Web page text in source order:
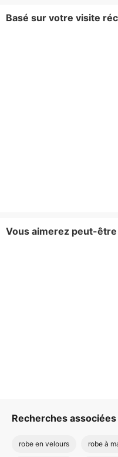
Basé sur votre visite
Vous aimerez peut-
Recherches associées
robe en velours robe à